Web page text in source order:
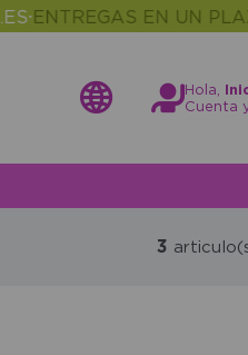
ENTREGAS EN UN PLAZO
Hola,
Cuenta
3